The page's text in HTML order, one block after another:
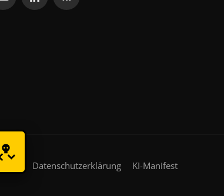
Datenschutzerklärung KI-Manifest